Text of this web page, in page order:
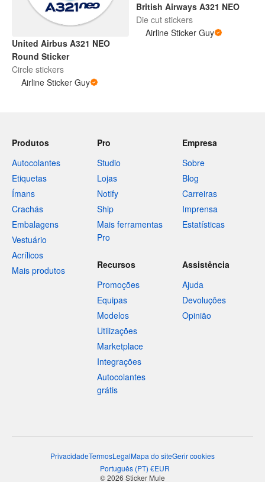
United Airbus A321 NEO
Round Sticker
Circle stickers
Airline Sticker Guy
British Airways A321 NEO
Die cut stickers
Airline Sticker Guy
Produtos
Autocolantes
Etiquetas
Ímans
Crachás
Embalagens
Vestuário
Acrílicos
Mais produtos
Pro
Studio
Lojas
Notify
Ship
Mais ferramentas
Pro
Empresa
Sobre
Blog
Carreiras
Imprensa
Estatísticas
Recursos
Promoções
Equipas
Modelos
Utilizações
Marketplace
Integrações
Autocolantes
grátis
Assistência
Ajuda
Devoluções
Opinião
PrivacidadeTermosLegalMapa do siteGerir cookies
Português (PT) €EUR
© 2026 Sticker Mule